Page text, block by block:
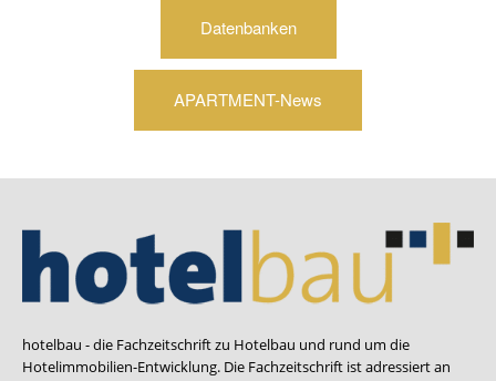
Datenbanken
APARTMENT-News
hotelbau - die Fachzeitschrift zu Hotelbau und rund um die
Hotelimmobilien-Entwicklung. Die Fachzeitschrift ist adressiert an